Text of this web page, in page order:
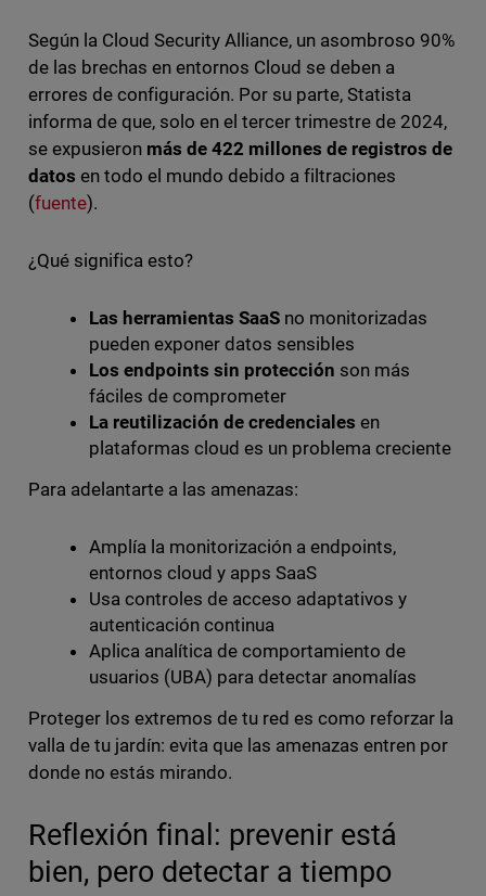
Según la Cloud Security Alliance, un asombroso 90%
de las brechas en entornos Cloud se deben a
errores de configuración. Por su parte, Statista
informa de que, solo en el tercer trimestre de 2024,
se expusieron más de 422 millones de registros de
datos en todo el mundo debido a filtraciones
(fuente).
¿Qué significa esto?
Las herramientas SaaSno monitorizadas
pueden exponer datos sensibles
Los endpoints sin protección son más
fáciles de comprometer
La reutilización de credenciales en
plataformas cloud es un problema creciente
Para adelantarte a las amenazas:
Amplía la monitorización a endpoints,
entornos cloud y apps SaaS
Usa controles de acceso adaptativos y
autenticación continua
Aplica analítica de comportamiento de
usuarios (UBA) para detectar anomalías
Proteger los extremos de tu red es como reforzar la
valla de tu jardín: evita que las amenazas entren por
donde no estás mirando.
Reflexión final: prevenir está
bien, pero detectar a tiempo